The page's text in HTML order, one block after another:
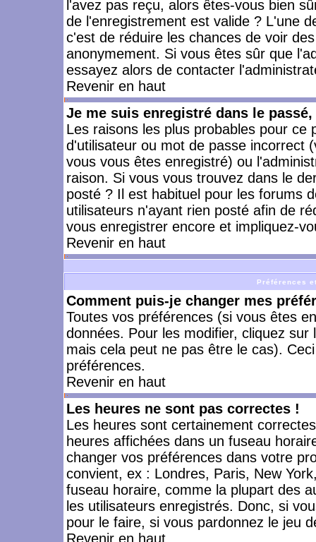
l'avez pas reçu, alors êtes-vous bien
de l'enregistrement est valide ? L'une
c'est de réduire les chances de voir
anonymement. Si vous êtes sûr que
essayez alors de contacter
Revenir en haut
Je me suis enregistré dans le
Les raisons les plus probables pour
d'utilisateur ou mot de passe incorrect
vous vous êtes enregistré) ou
raison. Si vous vous trouvez dans le
posté ? Il est habituel pour les forums
utilisateurs n'ayant rien posté afin de
vous enregistrer encore et impliquez-
Revenir en haut
Préférences
Comment puis-je changer mes
Toutes vos préférences (si vous êtes
données. Pour les modifier, cliquez sur
mais cela peut ne pas être le cas).
préférences.
Revenir en haut
Les heures ne sont pas correctes !
Les heures sont certainement
heures affichées dans un fuseau
changer vos préférences dans votre
convient, ex : Londres, Paris, New
fuseau horaire, comme la plupart des
les utilisateurs enregistrés. Donc, si
pour le faire, si vous pardonnez le jeu
Revenir en haut